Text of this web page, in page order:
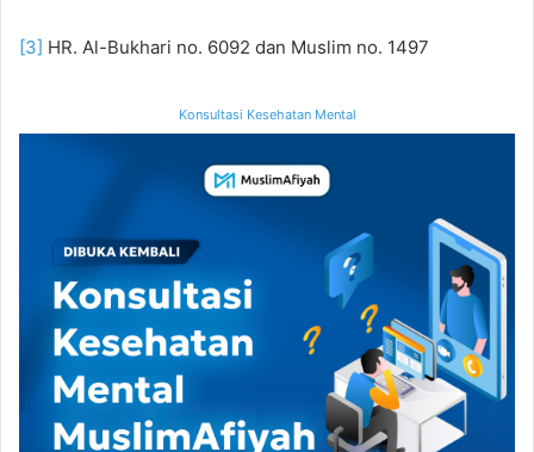
[3] HR. Al-Bukhari no. 6092 dan Muslim no. 1497
Konsultasi Kesehatan Mental